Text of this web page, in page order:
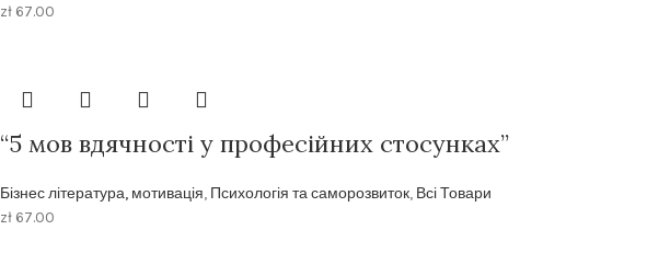
zł 67.00
“5 мов вдячності у професійних стосунках”
Бізнес література, мотивація, Психологія та саморозвиток, Всі Товари
zł 67.00